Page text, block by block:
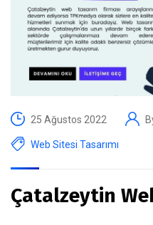
25 Ağustos 2022
Web Sitesi Tasarımı
Çatalzeytin